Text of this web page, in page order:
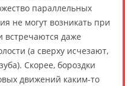
параллельных
не могут возникать при
даже
(а сверху исчезают,
Скорее, бороздки
движений каким-то